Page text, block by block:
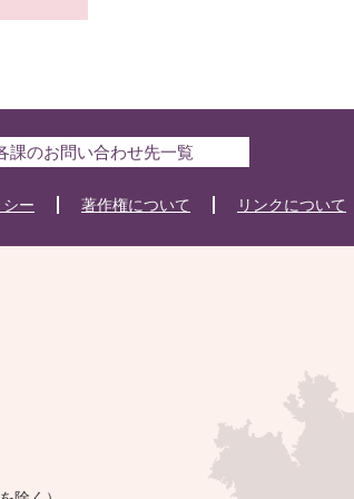
課のお問い合わせ先一覧
ー 著作権について リンクについて